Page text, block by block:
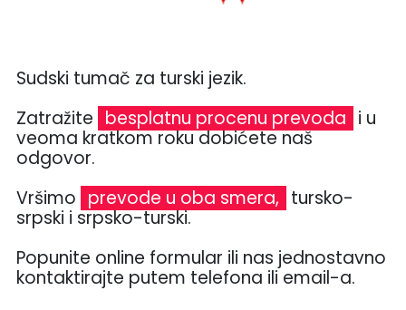
Sudski tumač za turski jezik.
Zatražite besplatnu procenu prevoda i u
veoma kratkom roku dobićete naš
odgovor.
Vršimo prevode u oba smera, tursko-
srpski i srpsko-turski.
Popunite online formular ili nas jednostavno
kontaktirajte putem telefona ili email-a.